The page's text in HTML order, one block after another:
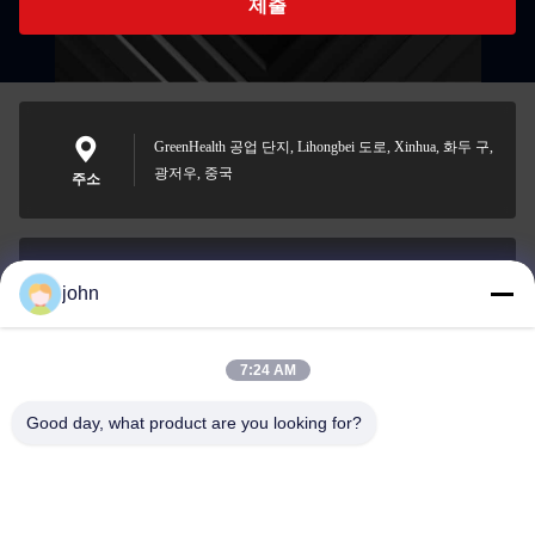
제출
주소
GreenHealth 공업 단지, Lihongbei 도로, Xinhua, 화두 구,
광저우, 중국
0086-153-7406-6785
john
7:24 AM
Good day, what product are you looking for?